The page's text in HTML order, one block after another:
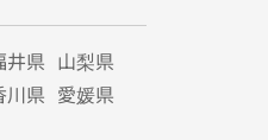
井県 山梨県
川県 愛媛県